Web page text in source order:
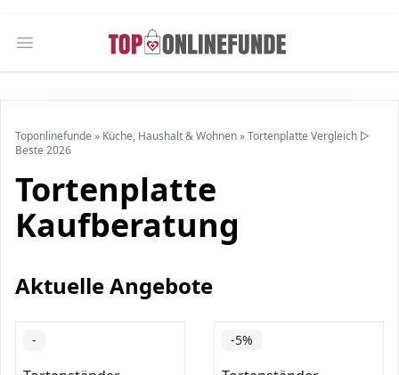
Open main menu
Toponlinefunde » Küche, Haushalt & Wohnen»Tortenplatte Vergleich ▷
Beste 2026
Tortenplatte
Kaufberatung
Aktuelle Angebote
- -5%